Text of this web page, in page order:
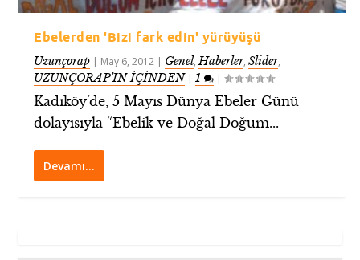
Ebelerden 'Bizi fark edin' yürüyüşü
Uzunçorap | May 6, 2012 | Genel,Haberler,Slider,
UZUNÇORAP’IN İÇİNDEN|1 |
Kadıköy’de, 5 Mayıs Dünya Ebeler Günü
dolayısıyla “Ebelik ve Doğal Doğum...
Devamı…